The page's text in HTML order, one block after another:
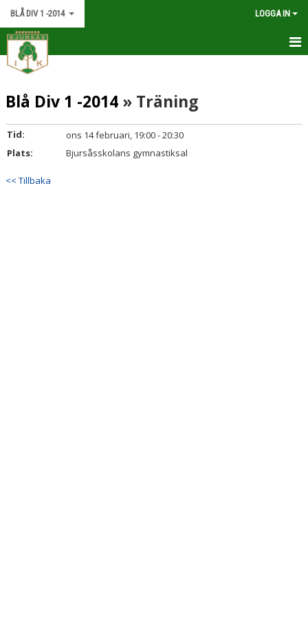
BLÅ DIV 1 -2014 LOGGA IN
HEM
NYHETER
KALENDER
MATCHER
TRUPPEN
Blå Div 1 -2014 » Träning
Tid:
ons 14 februari, 19:00 - 20:30
Plats:
Bjursåsskolans gymnastiksal
<< Tillbaka